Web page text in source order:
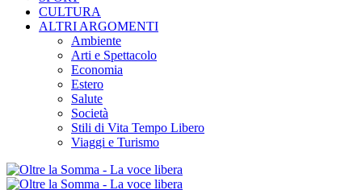
CULTURA
ALTRI ARGOMENTI
Ambiente
Arti e Spettacolo
Economia
Estero
Salute
Società
Stili di Vita Tempo Libero
Viaggi e Turismo